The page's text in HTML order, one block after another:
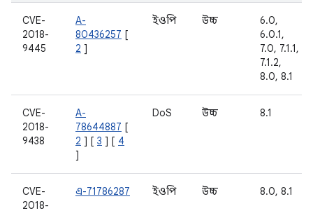
CVE-
2018-
9445
A-
80436257 [
2 ]
ইওপি উচ্চ
6.0,
6.0.1,
7.0, 7.1.1,
7.1.2,
8.0, 8.1
CVE-
2018-
9438
A-
78644887 [
2 ] [ 3 ] [ 4
]
DoS উচ্চ 8.1
CVE-
2018-
এ-71786287 ইওপি উচ্চ 8.0, 8.1